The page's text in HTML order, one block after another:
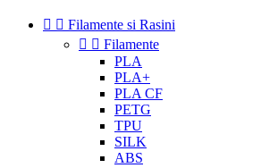
  Filamente si Rasini
  Filamente
PLA
PLA+
PLA CF
PETG
TPU
SILK
ABS